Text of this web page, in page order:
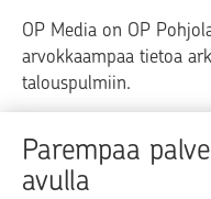
Parempaa
avulla
OP Media on OP
arvokkaampaa tietoa
talouspulmiin.
Raha
Blogit ja puheenvuorot